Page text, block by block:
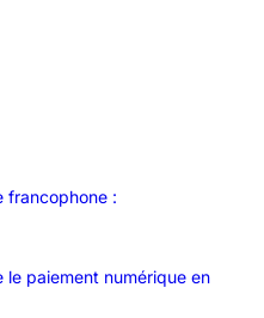
francophone :
le paiement numérique en